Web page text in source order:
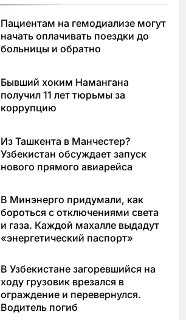
Пациентам на гемодиализе могут
начать оплачивать поездки до
больницы и обратно
Бывший хоким Намангана
получил 11 лет тюрьмы за
коррупцию
Из Ташкента в Манчестер?
Узбекистан обсуждает запуск
нового прямого авиарейса
В Минэнерго придумали, как
бороться с отключениями света
и газа. Каждой махалле выдадут
«энергетический паспорт»
В Узбекистане загоревшийся на
ходу грузовик врезался в
ограждение и перевернулся.
Водитель погиб